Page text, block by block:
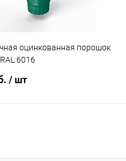
оцинкованная порошок
6016
/ шт
Сравнение